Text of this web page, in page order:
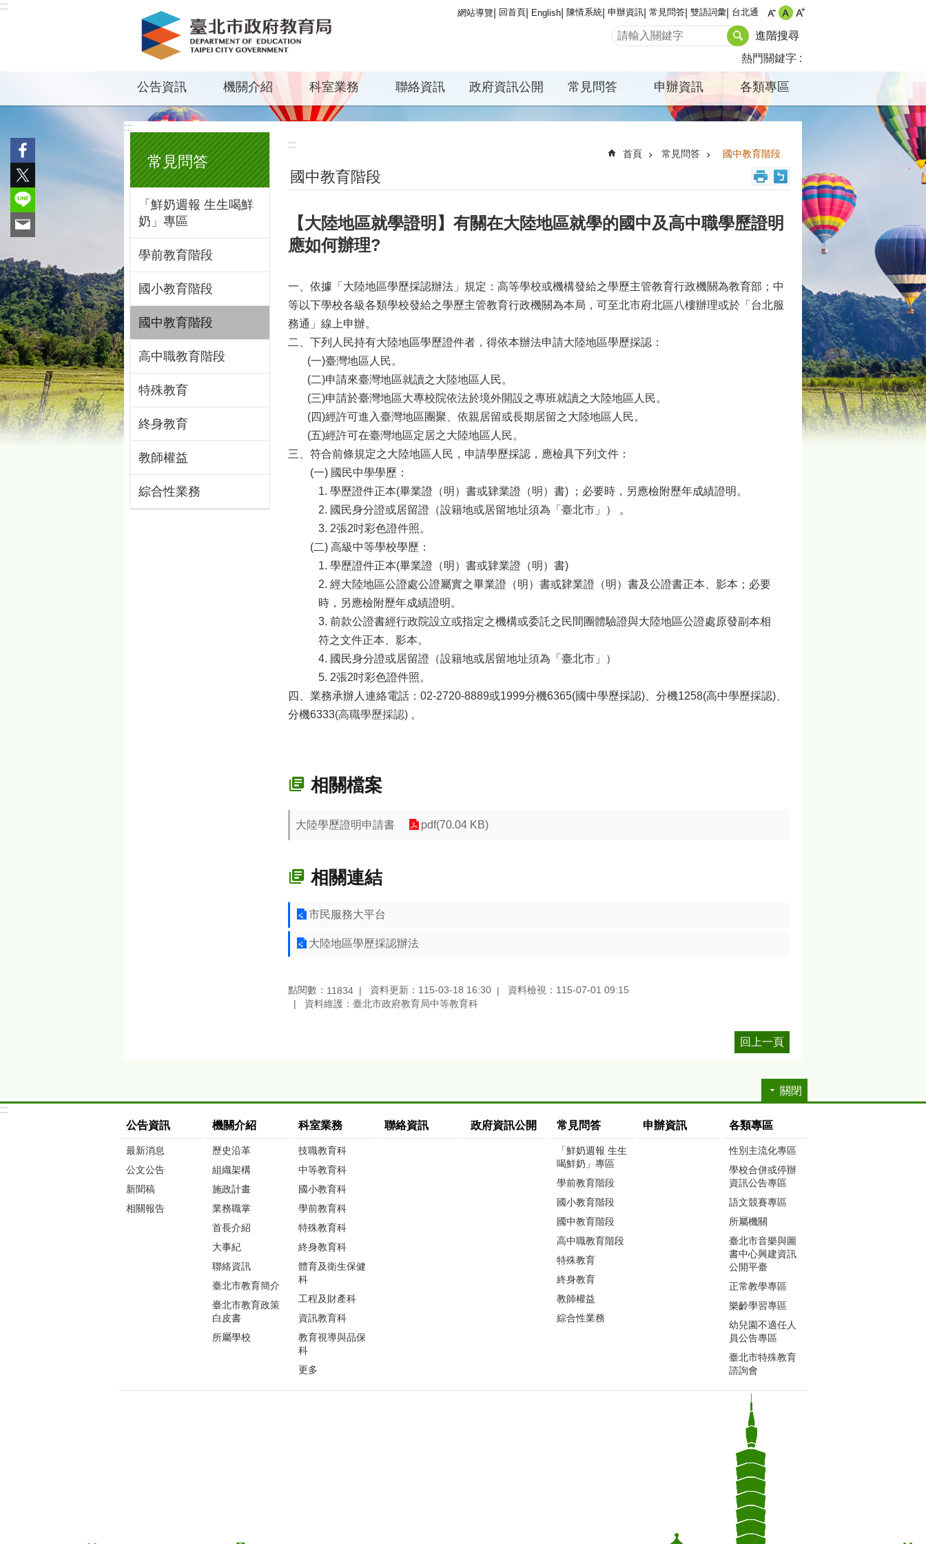
跳到主要內容區塊
:::
網站導覽 回首頁 English 陳情系統 申辦資訊 常見問答 雙語詞彙 台北通
進階搜尋
熱門關鍵字
公告資訊 機關介紹 科室業務 聯絡資訊 政府資訊公開 常見問答 申辦資訊 各類專區
:::
常見問答
「鮮奶週報 生生喝鮮
奶」專區
學前教育階段
國小教育階段
國中教育階段
高中職教育階段
特殊教育
終身教育
教師權益
綜合性業務
:::
首頁 常見問答 國中教育階段
國中教育階段
【大陸地區就學證明】有關在大陸地區就學的國中及高中職學歷證明
應如何辦理?
一、依據「大陸地區學歷採認辦法」規定：高等學校或機構發給之學歷主管教育行政機關為教育部；中
等以下學校各級各類學校發給之學歷主管教育行政機關為本局，可至北市府北區八樓辦理或於「台北服
務通」線上申辦。
二、下列人民持有大陸地區學歷證件者，得依本辦法申請大陸地區學歷採認：
(一)臺灣地區人民。
(二)申請來臺灣地區就讀之大陸地區人民。
(三)申請於臺灣地區大專校院依法於境外開設之專班就讀之大陸地區人民。
(四)經許可進入臺灣地區團聚、依親居留或長期居留之大陸地區人民。
(五)經許可在臺灣地區定居之大陸地區人民。
三、符合前條規定之大陸地區人民，申請學歷採認，應檢具下列文件：
(一) 國民中學學歷：
1. 學歷證件正本(畢業證（明）書或肄業證（明）書) ；必要時，另應檢附歷年成績證明。
2. 國民身分證或居留證（設籍地或居留地址須為「臺北市」） 。
3. 2張2吋彩色證件照。
(二) 高級中等學校學歷：
1. 學歷證件正本(畢業證（明）書或肄業證（明）書)
2. 經大陸地區公證處公證屬實之畢業證（明）書或肄業證（明）書及公證書正本、影本；必要
時，另應檢附歷年成績證明。
3. 前款公證書經行政院設立或指定之機構或委託之民間團體驗證與大陸地區公證處原發副本相
符之文件正本、影本。
4. 國民身分證或居留證（設籍地或居留地址須為「臺北市」）
5. 2張2吋彩色證件照。
四、業務承辦人連絡電話：02-2720-8889或1999分機6365(國中學歷採認)、分機1258(高中學歷採認)、
分機6333(高職學歷採認) 。
相關檔案
大陸學歷證明申請書 pdf(70.04 KB)
相關連結
市民服務大平台
大陸地區學歷採認辦法
點閱數： 11834 資料更新：115-03-18 16:30
資料檢視：115-07-01 09:15
資料維護：臺北市政府教育局中等教育科
回上一頁
關閉
:::
公告資訊
最新消息
公文公告
新聞稿
相關報告
機關介紹
歷史沿革
組織架構
施政計畫
業務職掌
首長介紹
大事紀
聯絡資訊
臺北市教育簡介
臺北市教育政策
白皮書
所屬學校
科室業務
技職教育科
中等教育科
國小教育科
學前教育科
特殊教育科
終身教育科
體育及衛生保健
科
工程及財產科
資訊教育科
教育視導與品保
科
更多
聯絡資訊 政府資訊公開 常見問答
「鮮奶週報 生生
喝鮮奶」專區
學前教育階段
國小教育階段
國中教育階段
高中職教育階段
特殊教育
終身教育
教師權益
綜合性業務
申辦資訊 各類專區
性別主流化專區
學校合併或停辦
資訊公告專區
語文競賽專區
所屬機關
臺北市音樂與圖
書中心興建資訊
公開平臺
正常教學專區
樂齡學習專區
幼兒園不適任人
員公告專區
臺北市特殊教育
諮詢會